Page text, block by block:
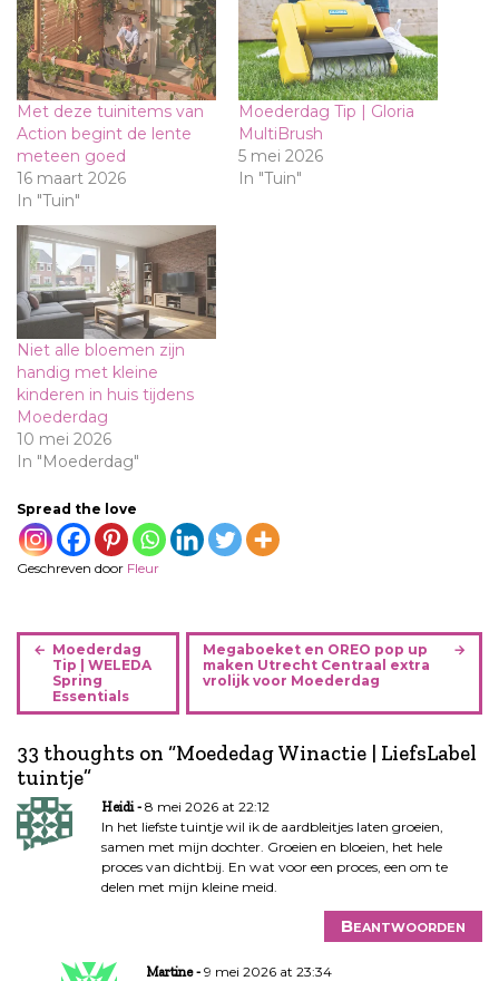
Met deze tuinitems van
Action begint de lente
meteen goed
16 maart 2026
In "Tuin"
Moederdag Tip | Gloria
MultiBrush
5 mei 2026
In "Tuin"
Niet alle bloemen zijn
handig met kleine
kinderen in huis tijdens
Moederdag
10 mei 2026
In "Moederdag"
Spread the love
Geschreven door Fleur
B
i
h
t
n
a
Moederdag
Tip | WELEDA
Spring
Essentials
Megaboeket en OREO pop up
maken Utrecht Centraal extra
vrolijk voor Moederdag
33 thoughts on “Moededag Winactie | LiefsLabel
tuintje”
Heidi
8 mei 2026 at 22:12
In het liefste tuintje wil ik de aardbleitjes laten groeien,
samen met mijn dochter. Groeien en bloeien, het hele
proces van dichtbij. En wat voor een proces, een om te
delen met mijn kleine meid.
Beantwoorden
Martine
9 mei 2026 at 23:34